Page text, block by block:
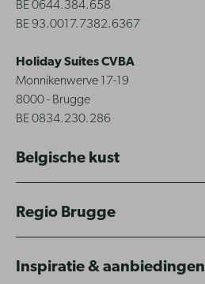
BE 0644.384.658
BE 93.0017.7382.6367
Holiday Suites CVBA
Monnikenwerve 17-19
8000 - Brugge
BE 0834.230.286
Belgische kust
Regio Brugge
Inspiratie & aanbiedingen